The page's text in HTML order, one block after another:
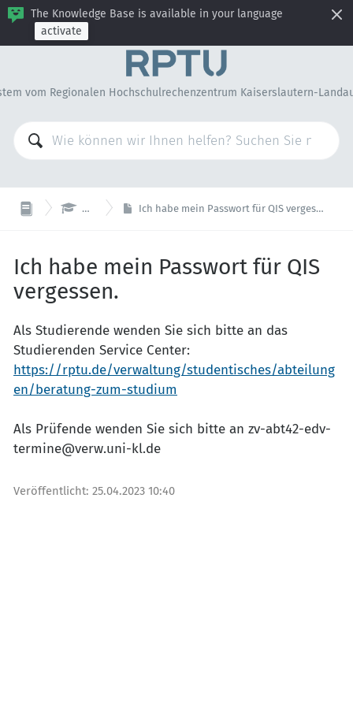
The Knowledge Base is available in your language
activate
vom Regionalen Hochschulrechenzentrum Kaiserslautern-
 QIS Ich habe mein Passwort für QIS vergessen.
Ich habe mein Passwort für QIS
vergessen.
Als Studierende wenden Sie sich bitte an das
Studierenden Service Center:
https://rptu.de/verwaltung/studentisches/abteilung
en/beratung-zum-studium
Als Prüfende wenden Sie sich bitte an zv-abt42-edv-
termine@verw.uni-kl.de
Veröffentlicht: 25.04.2023 10:40